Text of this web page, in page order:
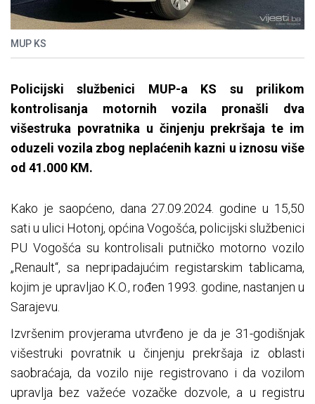
MUP KS
Policijski službenici MUP-a KS su prilikom
kontrolisanja motornih vozila pronašli dva
višestruka povratnika u činjenju prekršaja te im
oduzeli vozila zbog neplaćenih kazni u iznosu više
od 41.000 KM.
Kako je saopćeno, dana 27.09.2024. godine u 15,50
sati u ulici Hotonj, općina Vogošća, policijski službenici
PU Vogošća su kontrolisali putničko motorno vozilo
„Renault“, sa nepripadajućim registarskim tablicama,
kojim je upravljao K.O., rođen 1993. godine, nastanjen u
Sarajevu.
Izvršenim provjerama utvrđeno je da je 31-godišnjak
višestruki povratnik u činjenju prekršaja iz oblasti
saobraćaja, da vozilo nije registrovano i da vozilom
upravlja bez važeće vozačke dozvole, a u registru